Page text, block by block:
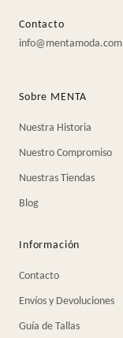
Contacto
info@mentamoda.com
Sobre MENTA
Nuestra Historia
Nuestro Compromiso
Nuestras Tiendas
Blog
Información
Contacto
Envíos y Devoluciones
Guía de Tallas